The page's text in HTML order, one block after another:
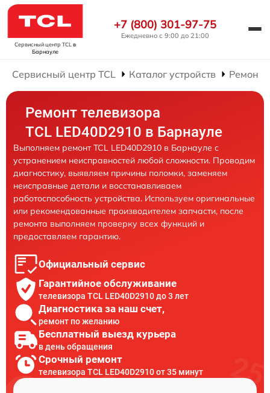
Сервисный центр TCL в
Барнауле
+7 (800) 301-97-75
Ежедневно с 9:00 до 21:00
Сервисный центр TCL Каталог устройств Ремонт
Ремонт телевизора
TCL LED40D2910 в Барнауле
Выполняем ремонт TCL LED40D2910 в Барнауле с
устранением неисправностей любой сложности. Проводим
диагностику, выявляем причины поломки, заменяем
неисправные детали и восстанавливаем
работоспособность устройства. Используем оригинальные
или рекомендованные производителем запчасти, после
ремонта выполняем проверку всех функций и
предоставляем гарантию.
Официальный сервис
Гарантийное обслуживание
телевизора TCL LED40D2910 до 3 лет
Диагностика за наш счет,
ремонт по желанию
Бесплатный выезд курьера
в день обращения
Срочный ремонт
телевизора TCL LED40D2910 от 35 минут